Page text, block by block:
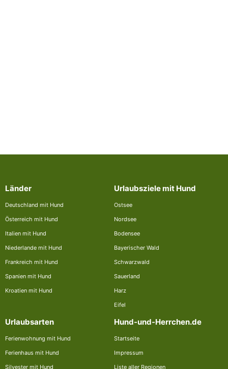
Länder
Deutschland mit Hund
Österreich mit Hund
Italien mit Hund
Niederlande mit Hund
Frankreich mit Hund
Spanien mit Hund
Kroatien mit Hund
Urlaubsziele mit Hund
Ostsee
Nordsee
Bodensee
Bayerischer Wald
Schwarzwald
Sauerland
Harz
Eifel
Urlaubsarten
Ferienwohnung mit Hund
Ferienhaus mit Hund
Silvester mit Hund
Hund-und-Herrchen.de
Startseite
Impressum
Liste aller Regionen